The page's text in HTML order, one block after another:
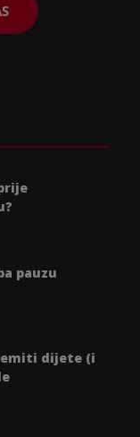
pauzu
dijete (i